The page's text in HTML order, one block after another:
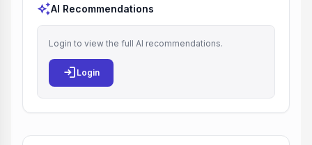
auto_awesomeAI Recommendations
Login to view the full AI recommendations.
login Login